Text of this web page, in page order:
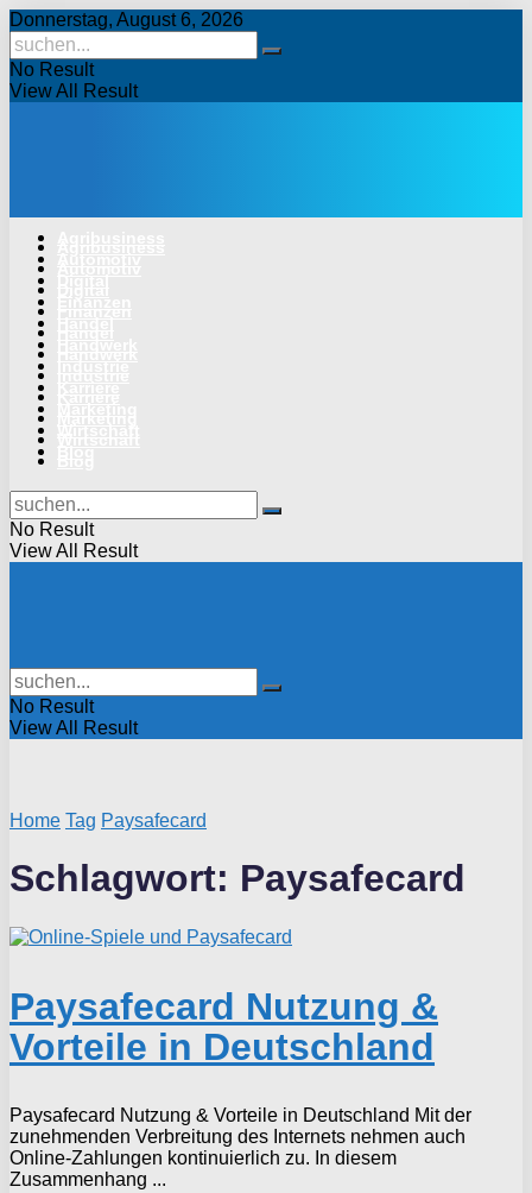
Donnerstag, August 6, 2026
No Result
View All Result
No Result
View All Result
No Result
View All Result
Home Tag Paysafecard
Schlagwort: Paysafecard
Paysafecard Nutzung &
Vorteile in Deutschland
Paysafecard Nutzung & Vorteile in Deutschland Mit der
zunehmenden Verbreitung des Internets nehmen auch
Online-Zahlungen kontinuierlich zu. In diesem
Zusammenhang ...